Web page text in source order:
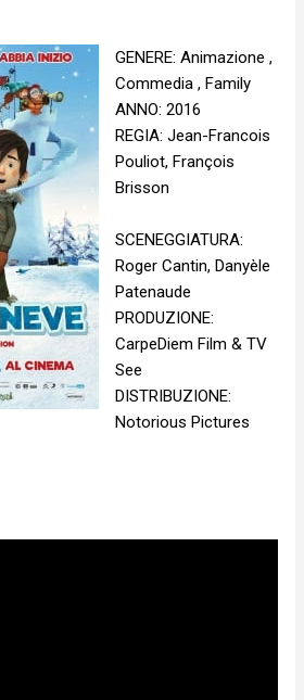
GENERE: Animazione ,
Commedia , Family
ANNO: 2016
REGIA: Jean-Francois
Pouliot, François
Brisson
SCENEGGIATURA:
Roger Cantin, Danyèle
Patenaude
PRODUZIONE:
CarpeDiem Film & TV
See
DISTRIBUZIONE:
Notorious Pictures